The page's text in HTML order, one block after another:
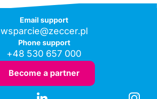
Email support
wsparcie@zeccer.pl
Phone support
+48 530 657 000
Become a partner